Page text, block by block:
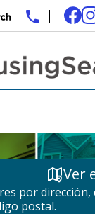
Ver
por dirección,
postal.